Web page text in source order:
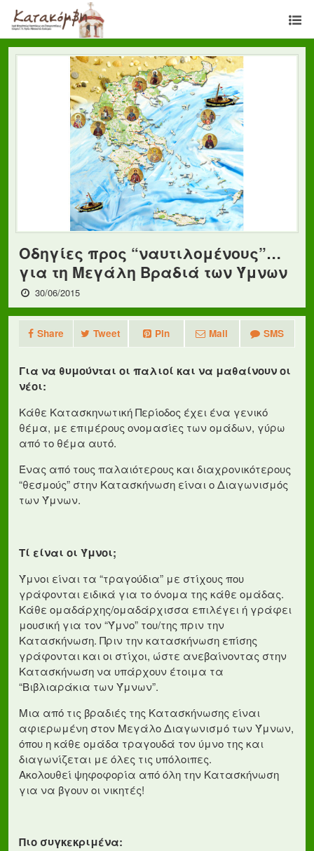
Οδηγίες προς “ναυτιλομένους”…
για τη Μεγάλη Βραδιά των Ύμνων
30/06/2015
Share Tweet Pin Mail SMS
Για να θυμούνται οι παλιοί και να μαθαίνουν οι
νέοι:
Κάθε Κατασκηνωτική Περίοδος έχει ένα γενικό
θέμα, με επιμέρους ονομασίες των ομάδων, γύρω
από το θέμα αυτό.
Ένας από τους παλαιότερους και διαχρονικότερους
“θεσμούς” στην Κατασκήνωση είναι ο Διαγωνισμός
των Ύμνων.
Τί είναι οι Ύμνοι;
Ύμνοι είναι τα “τραγούδια” με στίχους που
γράφονται ειδικά για το όνομα της κάθε ομάδας.
Κάθε ομαδάρχης/ομαδάρχισσα επιλέγει ή γράφει
μουσική για τον “Ύμνο” του/της πριν την
Κατασκήνωση. Πριν την κατασκήνωση επίσης
γράφονται και οι στίχοι, ώστε ανεβαίνοντας στην
Κατασκήνωση να υπάρχουν έτοιμα τα
“Βιβλιαράκια των Ύμνων”.
Μια από τις βραδιές της Κατασκήνωσης είναι
αφιερωμένη στον Μεγάλο Διαγωνισμό των Ύμνων,
όπου η κάθε ομάδα τραγουδά τον ύμνο της και
διαγωνίζεται με όλες τις υπόλοιπες.
Ακολουθεί ψηφοφορία από όλη την Κατασκήνωση
για να βγουν οι νικητές!
Πιο συγκεκριμένα: